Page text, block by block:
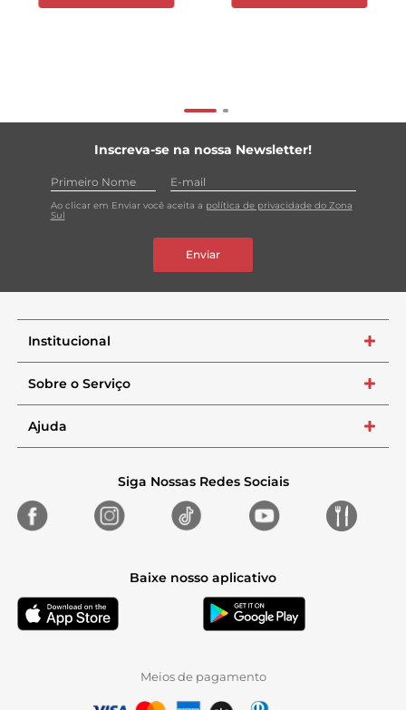
Inscreva-se na nossa Newsletter!
Ao clicar em Enviar você aceita a política de privacidade do Zona
Sul
Enviar
Institucional +
Sobre o Serviço +
Ajuda +
Siga Nossas Redes Sociais
Baixe nosso aplicativo
Meios de pagamento